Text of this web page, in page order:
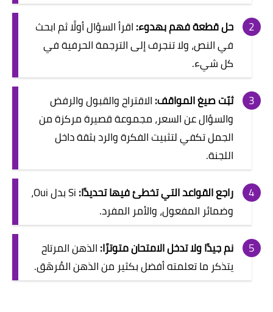
حل قطعة فهم بهدوء:اقرأ السؤال أولًا ثم ابحث
في النص، ولا تنجرف إلى الترجمة الحرفية في
كل شيء.
ثبّت صيغ المواقف:الاقتراح والقبول والرفض
والسؤال عن السعر، مجموعة قصيرة مركزة من
الجمل تكفي لتثبيت الفكرة والرد بثقة داخل
اللجنة.
راجع القواعد التي تخطئ فيها تحديدًا:
Si بدل Oui،
وضمائر المفعول، والأمر المفرد.
نم جيدًا ولا تدخل الامتحان متوترًا:الذهن المرتاح
يتذكر ما تعلمته أفضل بكثير من الذهن المُرهَق.